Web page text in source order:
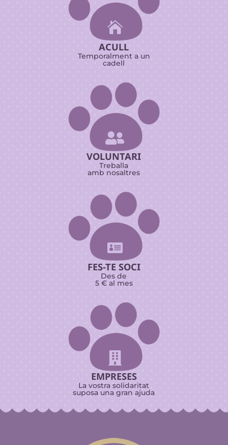

ACULL
Temporalment a un
cadell

VOLUNTARI
Treballa
amb nosaltres

FES-TE SOCI
Des de
5 € al mes

EMPRESES
La vostra solidaritat
suposa una gran ajuda